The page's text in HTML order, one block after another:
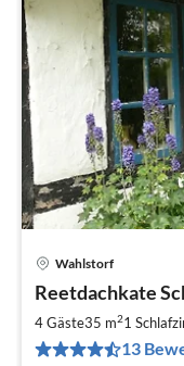
Wahlstorf
Reetdachkate
4 Gäste35 m21
13